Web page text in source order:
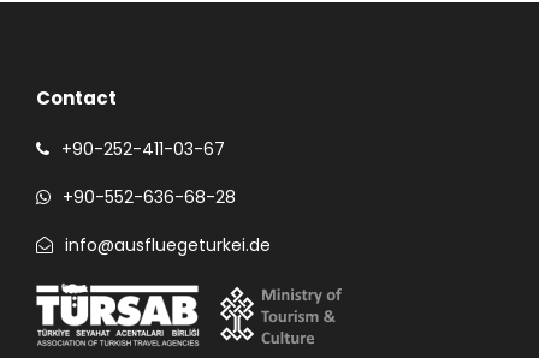
Contact
+90-252-411-03-67
+90-552-636-68-28
info@ausfluegeturkei.de